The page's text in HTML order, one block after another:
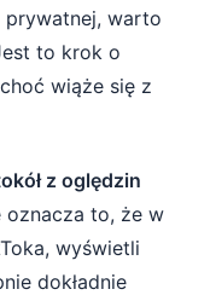
warto
to krok o
wiąże się z
z oględzin
oznacza to, że w
wyświetli
dokładnie